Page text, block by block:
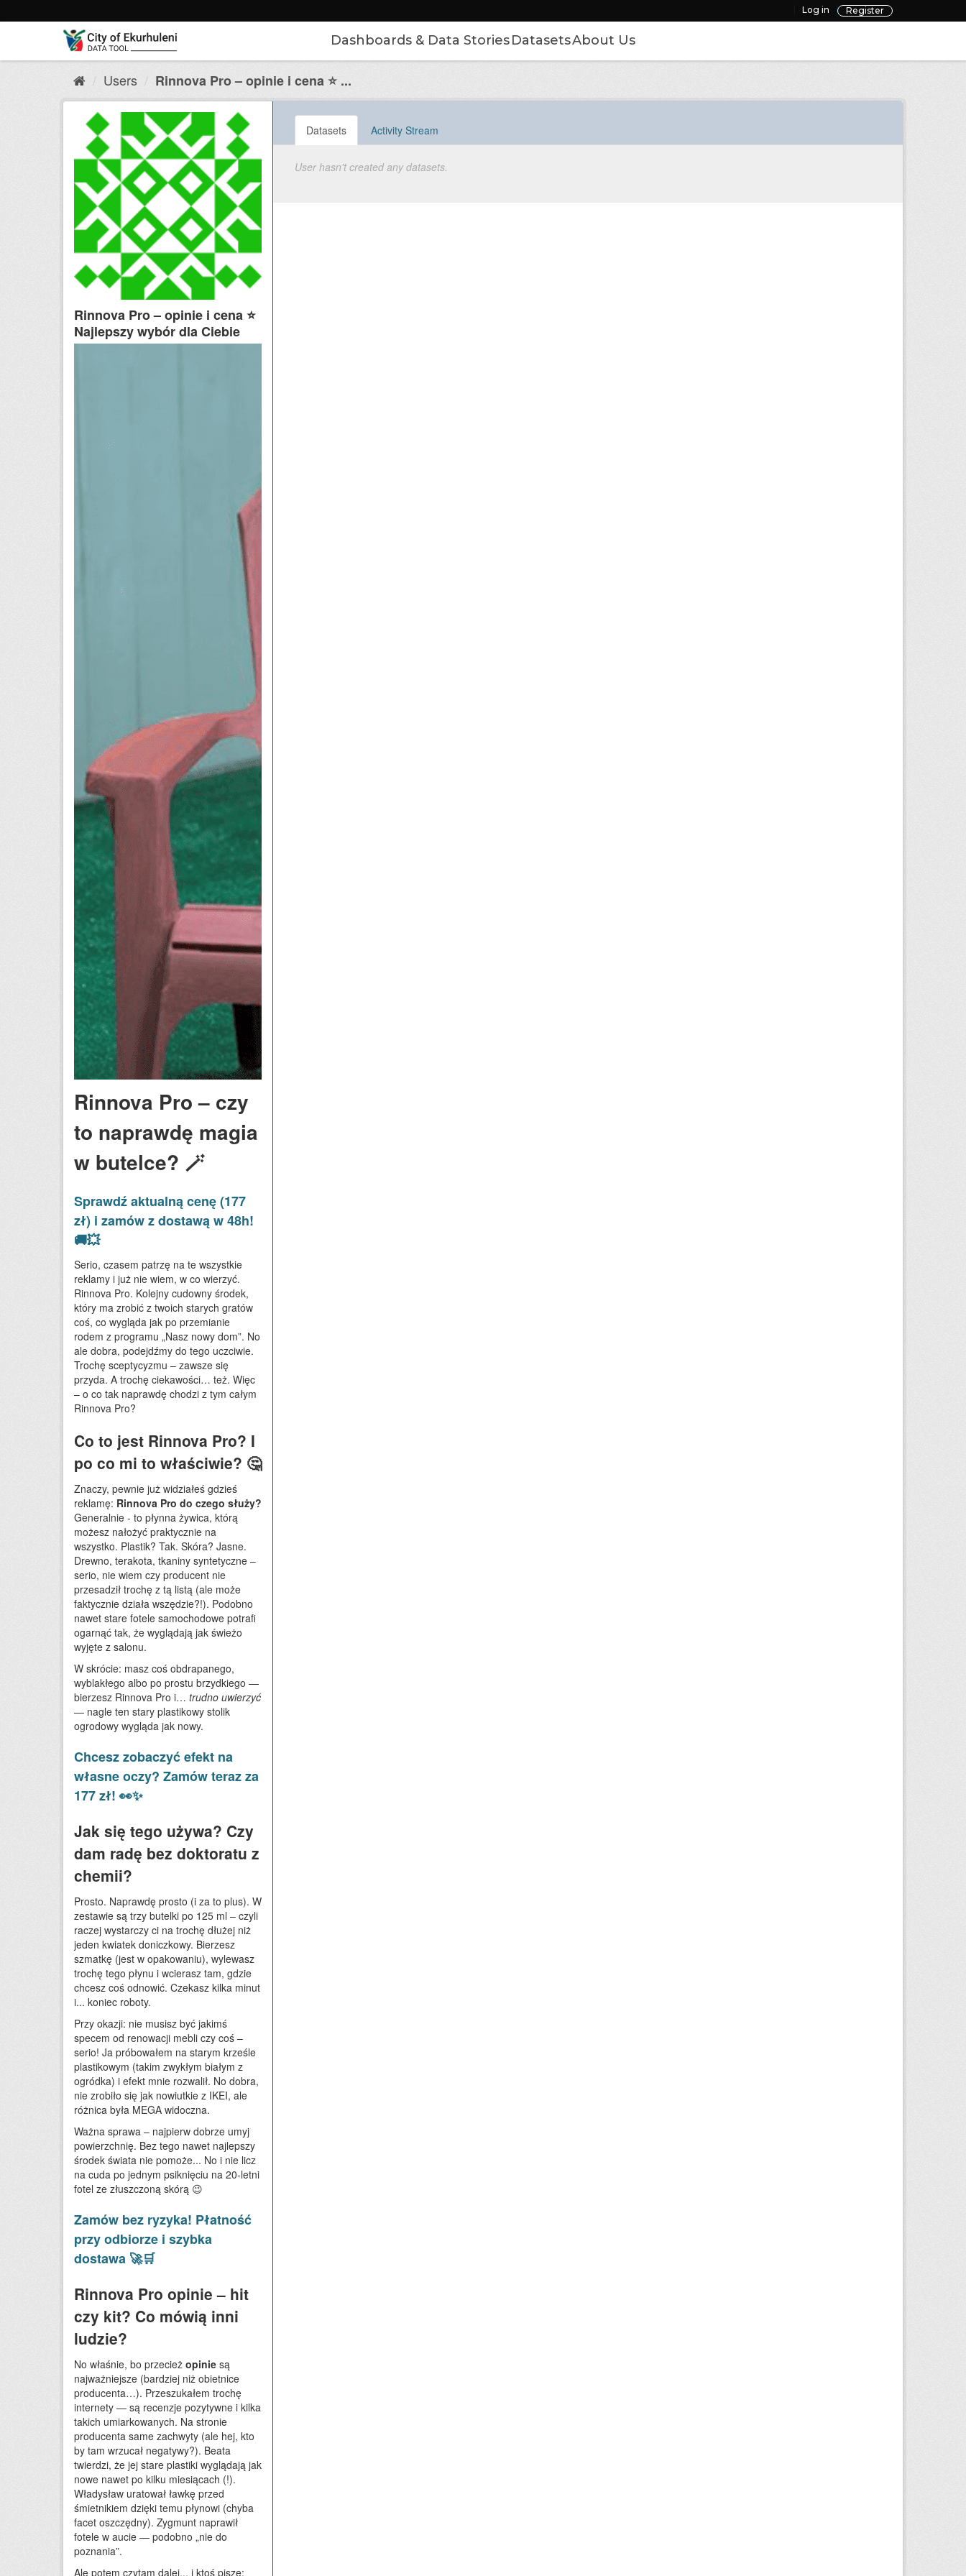
to
Log in Register
Dashboards & Data StoriesDatasetsAbout Us
Users Rinnova Pro – opinie i cena ⭐ ...
Rinnova Pro – opinie i cena ⭐
Najlepszy wybór dla Ciebie
Rinnova Pro – czy
to naprawdę magia
w butelce? 🪄
Sprawdź aktualną cenę (177
zł) i zamów z dostawą w 48h!
🚚💥
Serio, czasem patrzę na te wszystkie
reklamy i już nie wiem, w co wierzyć.
Rinnova Pro. Kolejny cudowny środek,
który ma zrobić z twoich starych gratów
coś, co wygląda jak po przemianie
rodem z programu „Nasz nowy dom”. No
ale dobra, podejdźmy do tego uczciwie.
Trochę sceptycyzmu – zawsze się
przyda. A trochę ciekawości… też. Więc
– o co tak naprawdę chodzi z tym całym
Rinnova Pro?
Co to jest Rinnova Pro? I
po co mi to właściwie? 🤔
Znaczy, pewnie już widziałeś gdzieś
reklamę: Rinnova Pro do czego służy?
Generalnie - to płynna żywica, którą
możesz nałożyć praktycznie na
wszystko. Plastik? Tak. Skóra? Jasne.
Drewno, terakota, tkaniny syntetyczne –
serio, nie wiem czy producent nie
przesadził trochę z tą listą (ale może
faktycznie działa wszędzie?!). Podobno
nawet stare fotele samochodowe potrafi
ogarnąć tak, że wyglądają jak świeżo
wyjęte z salonu.
W skrócie: masz coś obdrapanego,
wyblakłego albo po prostu brzydkiego —
bierzesz Rinnova Pro i… trudno uwierzyć
— nagle ten stary plastikowy stolik
ogrodowy wygląda jak nowy.
Chcesz zobaczyć efekt na
własne oczy? Zamów teraz za
177 zł! 👀✨
Jak się tego używa? Czy
dam radę bez doktoratu z
chemii?
Prosto. Naprawdę prosto (i za to plus). W
zestawie są trzy butelki po 125 ml – czyli
raczej wystarczy ci na trochę dłużej niż
jeden kwiatek doniczkowy. Bierzesz
szmatkę (jest w opakowaniu), wylewasz
trochę tego płynu i wcierasz tam, gdzie
chcesz coś odnowić. Czekasz kilka minut
i... koniec roboty.
Przy okazji: nie musisz być jakimś
specem od renowacji mebli czy coś –
serio! Ja próbowałem na starym krześle
plastikowym (takim zwykłym białym z
ogródka) i efekt mnie rozwalił. No dobra,
nie zrobiło się jak nowiutkie z IKEI, ale
różnica była MEGA widoczna.
Ważna sprawa – najpierw dobrze umyj
powierzchnię. Bez tego nawet najlepszy
środek świata nie pomoże... No i nie licz
na cuda po jednym psiknięciu na 20-letni
fotel ze złuszczoną skórą 😉
Zamów bez ryzyka! Płatność
przy odbiorze i szybka
dostawa 🚀🛒
Rinnova Pro opinie – hit
czy kit? Co mówią inni
ludzie?
No właśnie, bo przecież opinie są
najważniejsze (bardziej niż obietnice
producenta…). Przeszukałem trochę
internety — są recenzje pozytywne i kilka
takich umiarkowanych. Na stronie
producenta same zachwyty (ale hej, kto
by tam wrzucał negatywy?). Beata
twierdzi, że jej stare plastiki wyglądają jak
nowe nawet po kilku miesiącach (!).
Władysław uratował ławkę przed
śmietnikiem dzięki temu płynowi (chyba
facet oszczędny). Zygmunt naprawił
fotele w aucie — podobno „nie do
poznania”.
Ale potem czytam dalej... i ktoś pisze:
Datasets Activity Stream
User hasn't created any datasets.